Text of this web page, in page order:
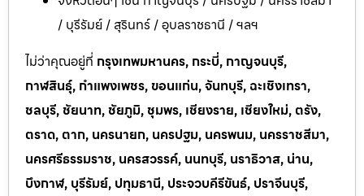
/ บุรีรัมย์ / สุรินทร์ / อุบลราชธานี / ฯลฯ
ไม่ว่าคุณอยู่ที่ กรุงเทพมหานคร, กระบี่, กาญจนบุรี,
กาฬสินธุ์, กำแพงเพชร, ขอนแก่น, จันทบุรี, ฉะเชิงเทรา,
ชลบุรี, ชัยนาท, ชัยภูมิ, ชุมพร, เชียงราย, เชียงใหม่, ตรัง,
ตราด, ตาก, นครนายก, นครปฐม, นครพนม, นครราชสีมา,
นครศรีธรรมราช, นครสวรรค์, นนทบุรี, นราธิวาส, น่าน,
บึงกาฬ, บุรีรัมย์, ปทุมธานี, ประจวบคีรีขันธ์, ปราจีนบุรี,